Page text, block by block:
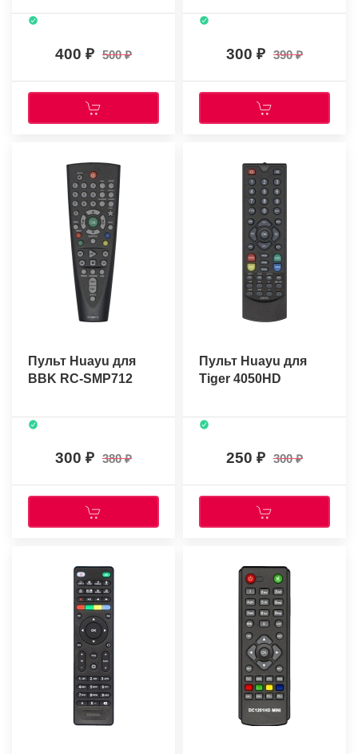
400 500 300 390
Пульт Huayu для
BBK RC-SMP712
300 380
Пульт Huayu для
Tiger 4050HD
250 300